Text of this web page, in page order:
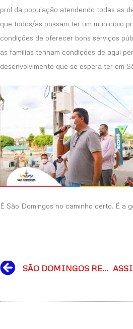
prol da população atendendo todas as
que todos/as possam ter um município
condições de oferecer bons serviços
as famílias tenham condições de aqui
desenvolvimento que se espera ter em
É São Domingos no caminho certo. É a
SÃO DOMINGOS REALIZA 1ª COPA DE MARCHA MANGALARGA MACHADOR